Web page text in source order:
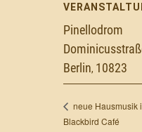
Pinellodrom
Berlin, 10823
neue Hausmusik
Blackbird Café